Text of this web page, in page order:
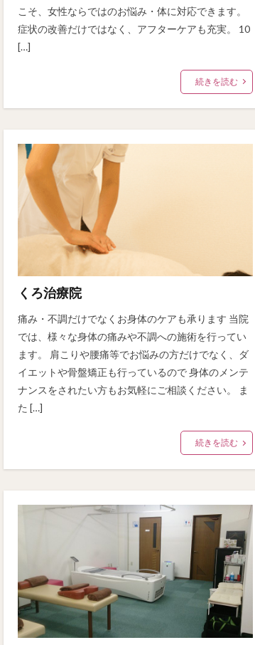
こそ、女性ならではのお悩み・体に対応できます。
症状の改善だけではなく、アフターケアも充実。 10
[…]
続きを読む
くろ治療院
痛み・不調だけでなくお身体のケアも承ります 当院
では、様々な身体の痛みや不調への施術を行ってい
ます。 肩こりや腰痛等でお悩みの方だけでなく、ダ
イエットや骨盤矯正も行っているので 身体のメンテ
ナンスをされたい方もお気軽にご相談ください。 ま
た […]
続きを読む